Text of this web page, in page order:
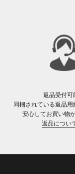
返品受付可
同梱されている返品
安心してお買い物
返品につ